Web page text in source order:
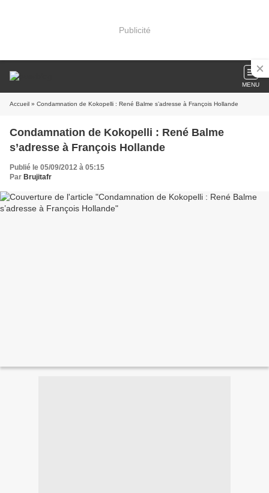
Publicité
MENU
Accueil » Condamnation de Kokopelli : René Balme s’adresse à François Hollande
Condamnation de Kokopelli : René Balme
s’adresse à François Hollande
Publié le 05/09/2012 à 05:15
Par Brujitafr